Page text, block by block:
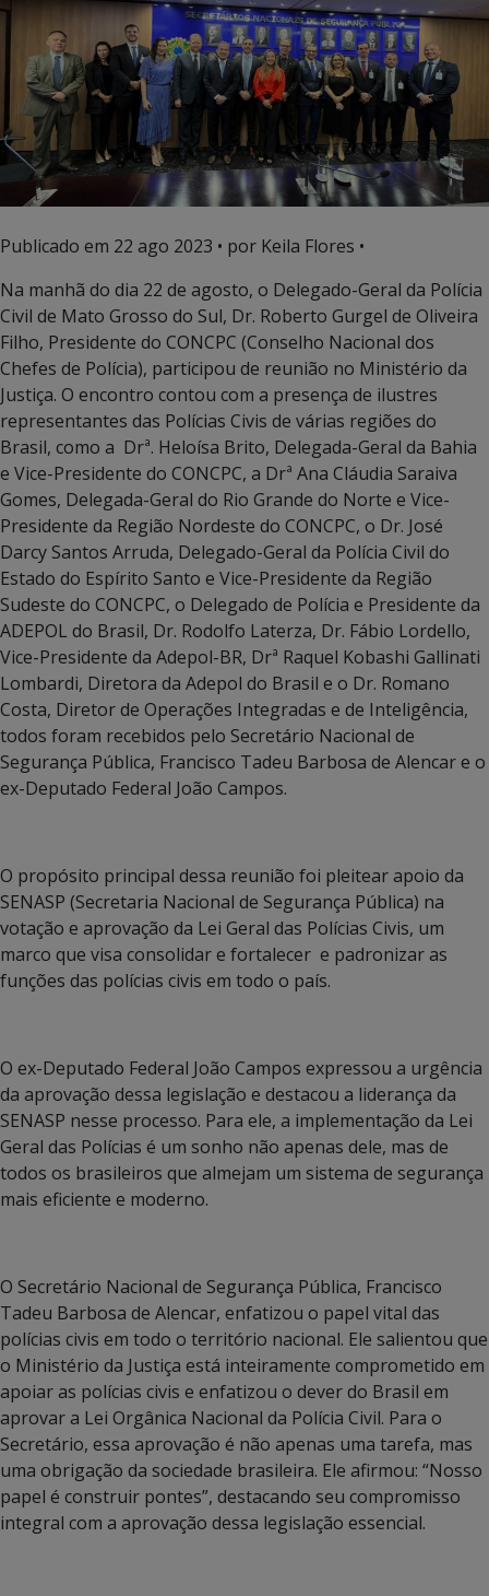
Publicado em 22 ago 2023 • por Keila Flores •
Na manhã do dia 22 de agosto, o Delegado-Geral da Polícia
Civil de Mato Grosso do Sul, Dr. Roberto Gurgel de Oliveira
Filho, Presidente do CONCPC (Conselho Nacional dos
Chefes de Polícia), participou de reunião no Ministério da
Justiça. O encontro contou com a presença de ilustres
representantes das Polícias Civis de várias regiões do
Brasil, como a Drª. Heloísa Brito, Delegada-Geral da Bahia
e Vice-Presidente do CONCPC, a Drª Ana Cláudia Saraiva
Gomes, Delegada-Geral do Rio Grande do Norte e Vice-
Presidente da Região Nordeste do CONCPC, o Dr. José
Darcy Santos Arruda, Delegado-Geral da Polícia Civil do
Estado do Espírito Santo e Vice-Presidente da Região
Sudeste do CONCPC, o Delegado de Polícia e Presidente da
ADEPOL do Brasil, Dr. Rodolfo Laterza, Dr. Fábio Lordello,
Vice-Presidente da Adepol-BR, Drª Raquel Kobashi Gallinati
Lombardi, Diretora da Adepol do Brasil e o Dr. Romano
Costa, Diretor de Operações Integradas e de Inteligência,
todos foram recebidos pelo Secretário Nacional de
Segurança Pública, Francisco Tadeu Barbosa de Alencar e o
ex-Deputado Federal João Campos.
O propósito principal dessa reunião foi pleitear apoio da
SENASP (Secretaria Nacional de Segurança Pública) na
votação e aprovação da Lei Geral das Polícias Civis, um
marco que visa consolidar e fortalecer e padronizar as
funções das polícias civis em todo o país.
O ex-Deputado Federal João Campos expressou a urgência
da aprovação dessa legislação e destacou a liderança da
SENASP nesse processo. Para ele, a implementação da Lei
Geral das Polícias é um sonho não apenas dele, mas de
todos os brasileiros que almejam um sistema de segurança
mais eficiente e moderno.
O Secretário Nacional de Segurança Pública, Francisco
Tadeu Barbosa de Alencar, enfatizou o papel vital das
polícias civis em todo o território nacional. Ele salientou que
o Ministério da Justiça está inteiramente comprometido em
apoiar as polícias civis e enfatizou o dever do Brasil em
aprovar a Lei Orgânica Nacional da Polícia Civil. Para o
Secretário, essa aprovação é não apenas uma tarefa, mas
uma obrigação da sociedade brasileira. Ele afirmou: “Nosso
papel é construir pontes”, destacando seu compromisso
integral com a aprovação dessa legislação essencial.